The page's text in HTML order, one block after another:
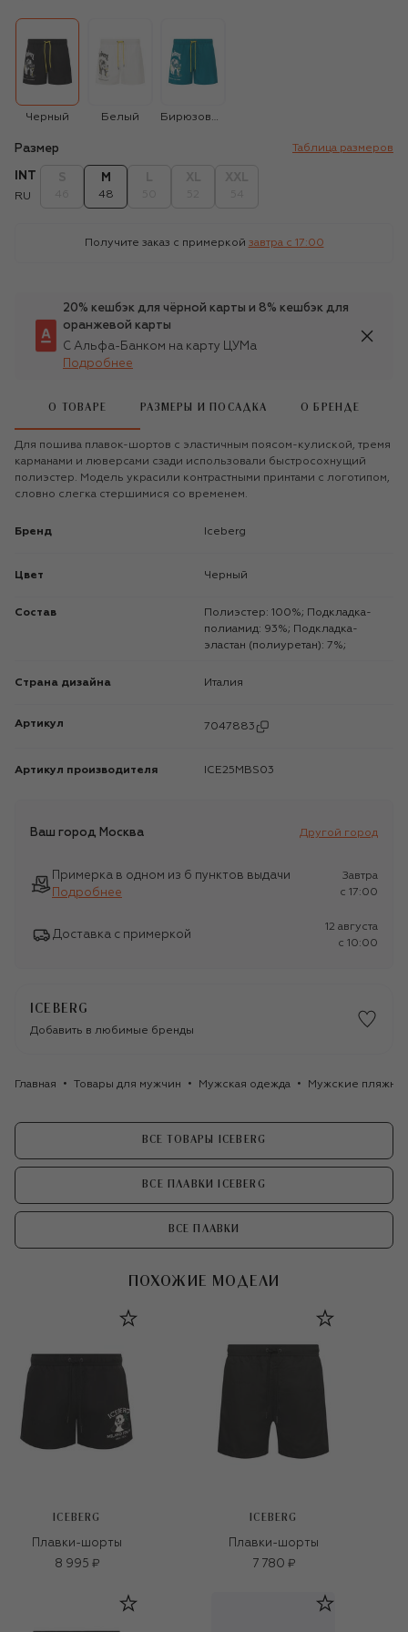
Черный Белый Бирюзовый
Размер Таблица размеров
INT
RU
M
48
Получите заказ с примеркой завтра c 17:00
20% кешбэк для чёрной карты и 8% кешбэк для
оранжевой карты
С Альфа-Банком на карту ЦУМа
Подробнее
О ТОВАРЕ РАЗМЕРЫ И ПОСАДКА О БРЕНДЕ
Для пошива плавок-шортов с эластичным поясом-кулиской, тремя
карманами и люверсами сзади использовали быстросохнущий
полиэстер. Модель украсили контрастными принтами с логотипом,
словно слегка стершимися со временем.
Бренд Iceberg
Цвет Черный
Состав
Полиэстер: 100%; Подкладка-
полиамид: 93%; Подкладка-
эластан (полиуретан): 7%;
Страна дизайна Италия
Артикул 7047883
Артикул производителя ICE25MBS03
Ваш город Москва Другой город
Примерка в одном из 6 пунктов выдачи
Подробнее
Завтра
c 17:00
Доставка с примеркой
12 августа
c 10:00
ICEBERG
Добавить в любимые бренды
Главная Товары для мужчин Мужская одежда Мужские
ВСЕ ТОВАРЫ ICEBERG
ВСЕ ПЛАВКИ ICEBERG
ВСЕ ПЛАВКИ
ПОХОЖИЕ МОДЕЛИ
ICEBERG
Плавки-шорты
8 995 ₽
ICEBERG
Плавки-шорты
7 780 ₽